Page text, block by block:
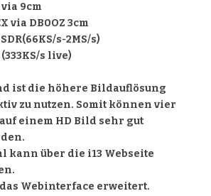
via 9cm
via DB0OZ 3cm
s-2MS/s)
s live)
ist die höhere Bildauflösung
zu nutzen. Somit können vier
einem HD Bild sehr gut
kann über die i13 Webseite
Webinterface erweitert.